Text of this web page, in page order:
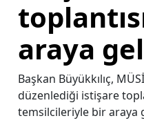
araya
Başkan Büyükkılıç,
düzenlediği istişare
temsilcileriyle bir araya